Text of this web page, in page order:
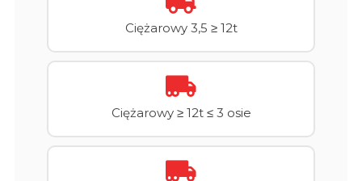
Ciężarowy 3,5 ≥ 12t
Ciężarowy ≥ 12t ≤ 3 osie